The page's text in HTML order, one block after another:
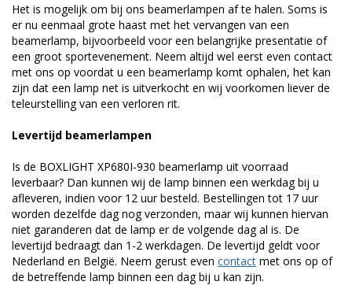
Het is mogelijk om bij ons beamerlampen af te halen. Soms is
er nu eenmaal grote haast met het vervangen van een
beamerlamp, bijvoorbeeld voor een belangrijke presentatie of
een groot sportevenement. Neem altijd wel eerst even contact
met ons op voordat u een beamerlamp komt ophalen, het kan
zijn dat een lamp net is uitverkocht en wij voorkomen liever de
teleurstelling van een verloren rit.
Levertijd beamerlampen
Is de BOXLIGHT XP680I-930 beamerlamp uit voorraad
leverbaar? Dan kunnen wij de lamp binnen een werkdag bij u
afleveren, indien voor 12 uur besteld. Bestellingen tot 17 uur
worden dezelfde dag nog verzonden, maar wij kunnen hiervan
niet garanderen dat de lamp er de volgende dag al is. De
levertijd bedraagt dan 1-2 werkdagen. De levertijd geldt voor
Nederland en België. Neem gerust even contact met ons op of
de betreffende lamp binnen een dag bij u kan zijn.